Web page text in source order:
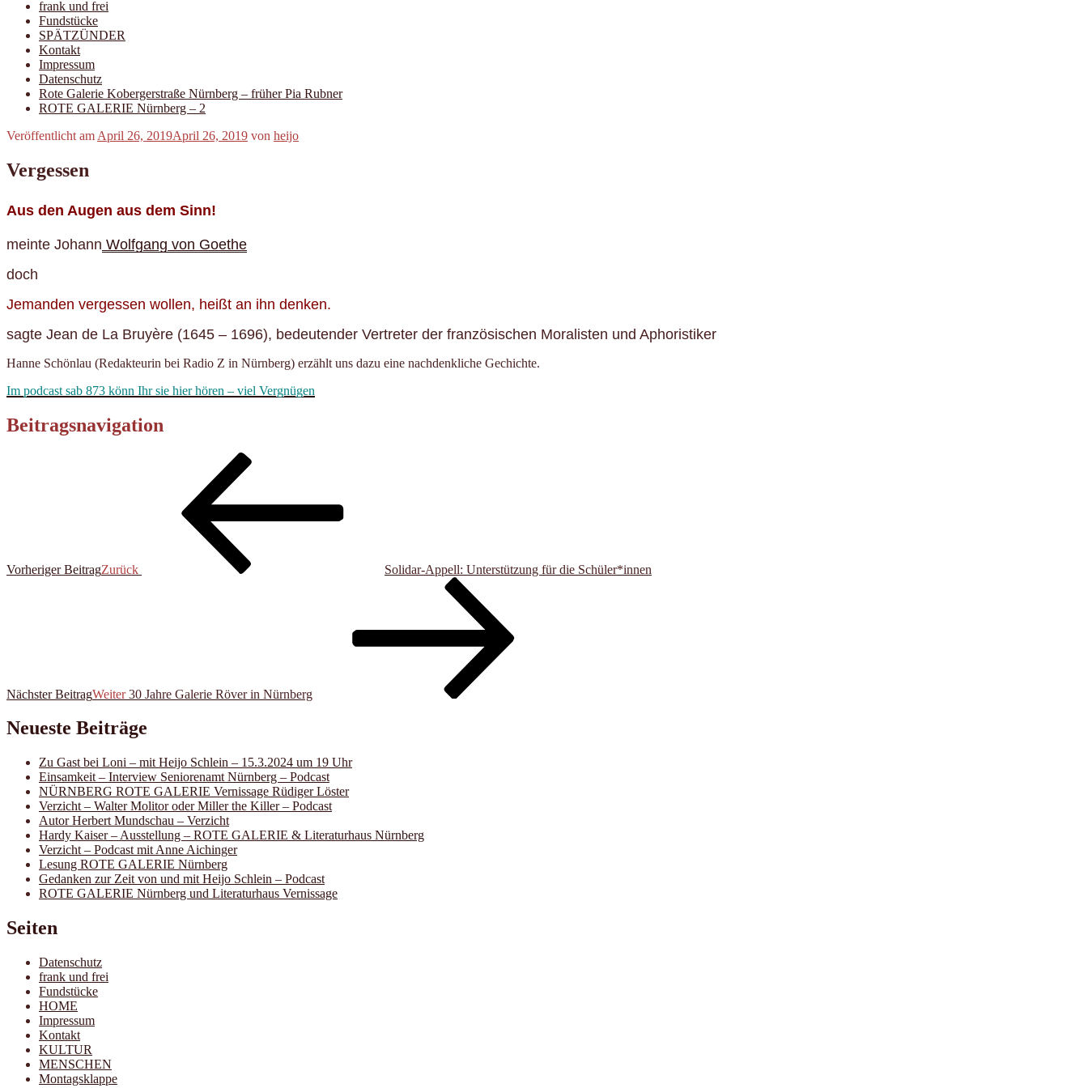
frank und frei
Fundstücke
SPÄTZÜNDER
Kontakt
Impressum
Datenschutz
Rote Galerie Kobergerstraße Nürnberg – früher Pia Rubner
ROTE GALERIE Nürnberg – 2
Veröffentlicht am April 26, 2019April 26, 2019 von heijo
Vergessen
Aus den Augen aus dem Sinn!
meinte Johann Wolfgang von Goethe
doch
Jemanden vergessen wollen, heißt an ihn denken.
sagte Jean de La Bruyère (1645 – 1696), bedeutender Vertreter der französischen Moralisten und Aphoristiker
Hanne Schönlau (Redakteurin bei Radio Z in Nürnberg) erzählt uns dazu eine nachdenkliche Gechichte.
Im podcast sab 873 könn Ihr sie hier hören – viel Vergnügen
Beitragsnavigation
Vorheriger BeitragZurück Solidar-Appell: Unterstützung für die Schüler*innen
Nächster BeitragWeiter 30 Jahre Galerie Röver in Nürnberg
Neueste Beiträge
Zu Gast bei Loni – mit Heijo Schlein – 15.3.2024 um 19 Uhr
Einsamkeit – Interview Seniorenamt Nürnberg – Podcast
NÜRNBERG ROTE GALERIE Vernissage Rüdiger Löster
Verzicht – Walter Molitor oder Miller the Killer – Podcast
Autor Herbert Mundschau – Verzicht
Hardy Kaiser – Ausstellung – ROTE GALERIE & Literaturhaus Nürnberg
Verzicht – Podcast mit Anne Aichinger
Lesung ROTE GALERIE Nürnberg
Gedanken zur Zeit von und mit Heijo Schlein – Podcast
ROTE GALERIE Nürnberg und Literaturhaus Vernissage
Seiten
Datenschutz
frank und frei
Fundstücke
HOME
Impressum
Kontakt
KULTUR
MENSCHEN
Montagsklappe